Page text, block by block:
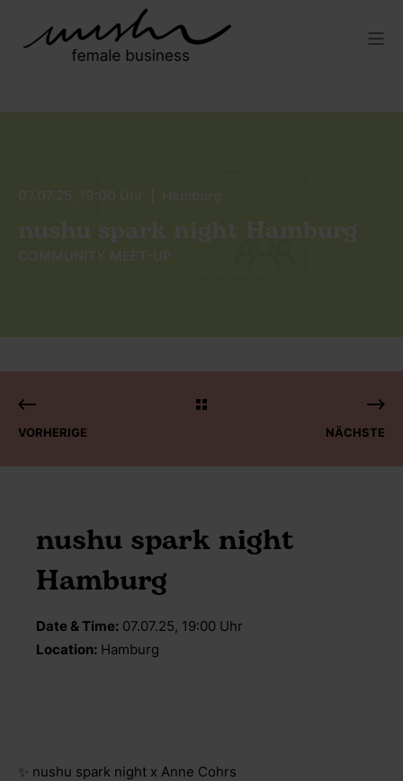
07.07.25, 19:00 Uhr | Hamburg
nushu spark night Hamburg
COMMUNITY MEET-UP
VORHERIGE NÄCHSTE
nushu spark night
Hamburg
Date & Time: 07.07.25, 19:00 Uhr
Location: Hamburg
✨ nushu spark night x Anne Cohrs